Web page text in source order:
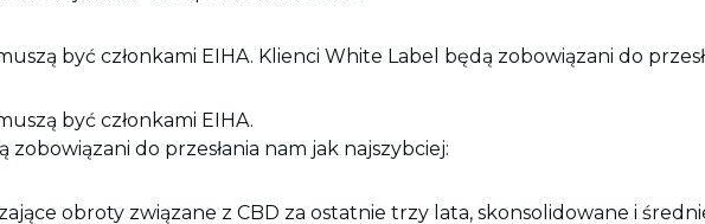
być członkami EIHA. Klienci White Label będą zobowiązani do
być członkami EIHA.
do przesłania nam jak najszybciej:
obroty związane z CBD za ostatnie trzy lata, skonsolidowane i